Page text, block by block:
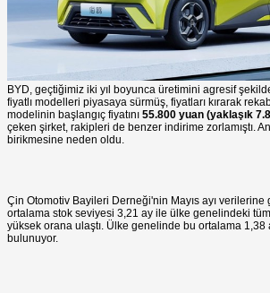
BYD, geçtiğimiz iki yıl boyunca üretimini agresif
fiyatlı modelleri piyasaya sürmüş, fiyatları kırarak
modelinin başlangıç fiyatını 55.800 yuan (yaklaşık
çeken şirket, rakipleri de benzer indirime zorlamıştı.
birikmesine neden oldu.
Çin Otomotiv Bayileri Derneği'nin Mayıs ayı
ortalama stok seviyesi 3,21 ay ile ülke genelindeki
yüksek orana ulaştı. Ülke genelinde bu ortalama 1,38
bulunuyor.